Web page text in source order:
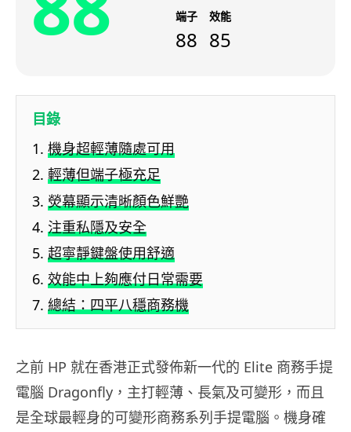
端子
88
效能
85
目錄
機身超輕薄隨處可用
輕薄但端子極充足
熒幕顯示清晰顏色鮮艷
注重私隱及安全
超寧靜鍵盤使用舒適
效能中上夠應付日常需要
總結：四平八穩商務機
之前 HP 就在香港正式發佈新一代的 Elite 商務手提
電腦 Dragonfly，主打輕薄、長氣及可變形，而且
是全球最輕身的可變形商務系列手提電腦。機身確